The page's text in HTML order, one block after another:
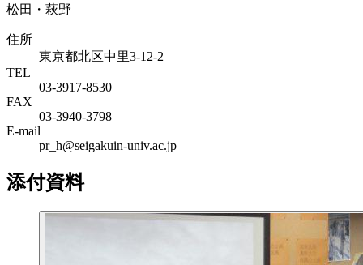
松田・萩野
住所
東京都北区中里3-12-2
TEL
03-3917-8530
FAX
03-3940-3798
E-mail
pr_h@seigakuin-univ.ac.jp
添付資料